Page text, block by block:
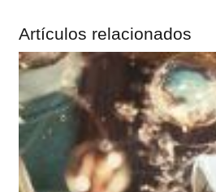
Artículos relacionados